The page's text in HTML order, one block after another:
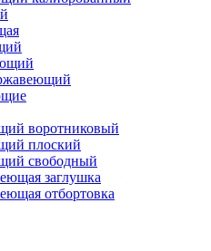
воротниковый
плоский
свободный
заглушка
отбортовка